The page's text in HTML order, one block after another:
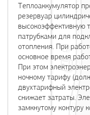
Теплоаккумулятор
резервуар
высокоэффективную
патрубками для
отопления. При
основное время
При этом
ночному тарифу
двухтарифный
снижает затраты.
замкнутому контуру